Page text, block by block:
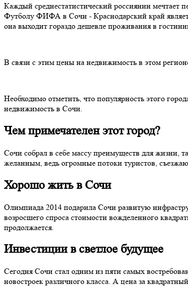
Каждый среднестатистический россиянин мечтает
Футболу ФИФА в Сочи - Краснодарский край
она выходит гораздо дешевле проживания в
В связи с этим цены на недвижимость в этом
Необходимо отметить, что популярность этого
недвижимость в Сочи.
Чем примечателен этот город?
Сочи собрал в себе массу преимуществ для жизни,
желанным, ведь огромные потоки туристов,
Хорошо жить в Сочи
Олимпиада 2014 подарила Сочи развитую
возросшего спроса стоимости вожделенного
продолжается.
Инвестиции в светлое будущее
Сегодня Сочи стал одним из пяти самых
новостроек различного класса. А цена за